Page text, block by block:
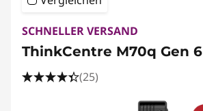
SCHNELLER VERSAND
ThinkCentre M70q Gen 6
(25)